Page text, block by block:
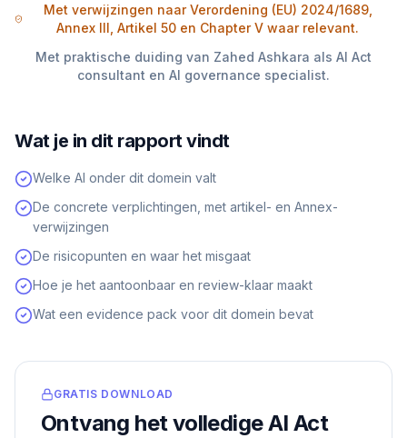
Met verwijzingen naar Verordening (EU) 2024/1689,
Annex III, Artikel 50 en Chapter V waar relevant.
Met praktische duiding van Zahed Ashkara als AI Act
consultant en AI governance specialist.
Wat je in dit rapport vindt
Welke AI onder dit domein valt
De concrete verplichtingen, met artikel- en Annex-
verwijzingen
De risicopunten en waar het misgaat
Hoe je het aantoonbaar en review-klaar maakt
Wat een evidence pack voor dit domein bevat
GRATIS DOWNLOAD
Ontvang het volledige AI Act